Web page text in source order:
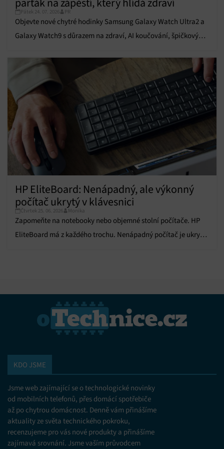
údajů, Propojení různých zařízení, Identifikace
zařízení na základě automaticky přenášených
informací.
zobrazování reklamy a obsahu, Ukládání a sdělování
voleb ochrany osobních údajů.
Vždy aktivní
parťák na zápěstí, který hlídá zdraví
Pátek 24. 07. 2026 PR
Objevte nové chytré hodinky Samsung Galaxy Watch Ultra2 a
Galaxy Watch9 s důrazem na zdraví, AI koučování, špičkový
HP EliteBoard: Nenápadný, ale výkonný
počítač ukrytý v klávesnici
Čtvrtek 25. 06. 2026 Monika
Zapomeňte na notebooky nebo objemné stolní počítače. HP
EliteBoard má z každého trochu. Nenápadný počítač je ukrytý
KDO JSME
Jsme web zajímající se o technologické novinky
od mobilních telefonů, přes domácí spotřebiče
až po chytrou domácnost. Denně vám přinášíme
aktuality ze světa technického pokroku,
recenzujeme pro vás nové produkty a přinášíme
zajímavá srovnání. Jsme vaším průvodcem